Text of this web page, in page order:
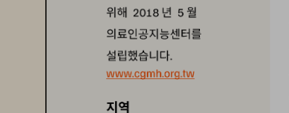
위해
2018 년 5 월
의료인공지능센터를
설립했습니다.
www.cgmh.org.tw
지역